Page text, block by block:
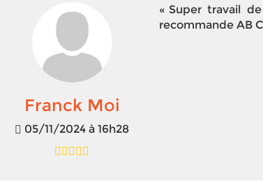
Franck Moi
05/11/2024 à 16h28
Super travail
recommande AB